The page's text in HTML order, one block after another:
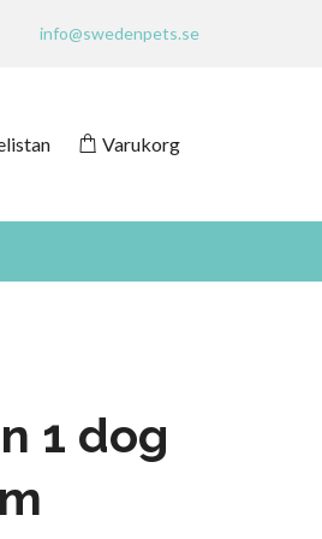
info@swedenpets.se
Varukorg
1 dog